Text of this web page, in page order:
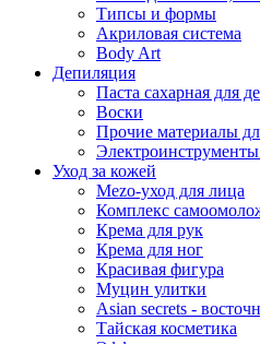
Типсы и формы
Акриловая система
Body Art
Депиляция
Паста сахарная для
Воски
Прочие материалы
Уход за кожей
Mezo-уход для лица
Комплекс
Крема для рук
Крема для ног
Красивая фигура
Муцин улитки
Asian seсrets -
Тайская косметика